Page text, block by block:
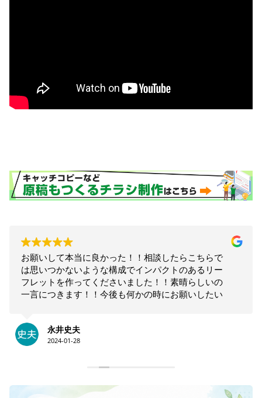
お願いして本当に良かった！！相談したらこちらで
は思いつかないような構成でインパクトのあるリー
フレットを作ってくださいました！！素晴らしいの
一言につきます！！今後も何かの時にお願いしたい
永井史夫
2024-01-28